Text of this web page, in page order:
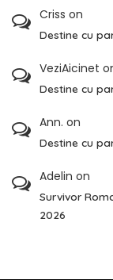
Criss on
Destine cu
VeziAicinet
Destine cu
Ann. on
Destine cu
Adelin on
Survivor
2026